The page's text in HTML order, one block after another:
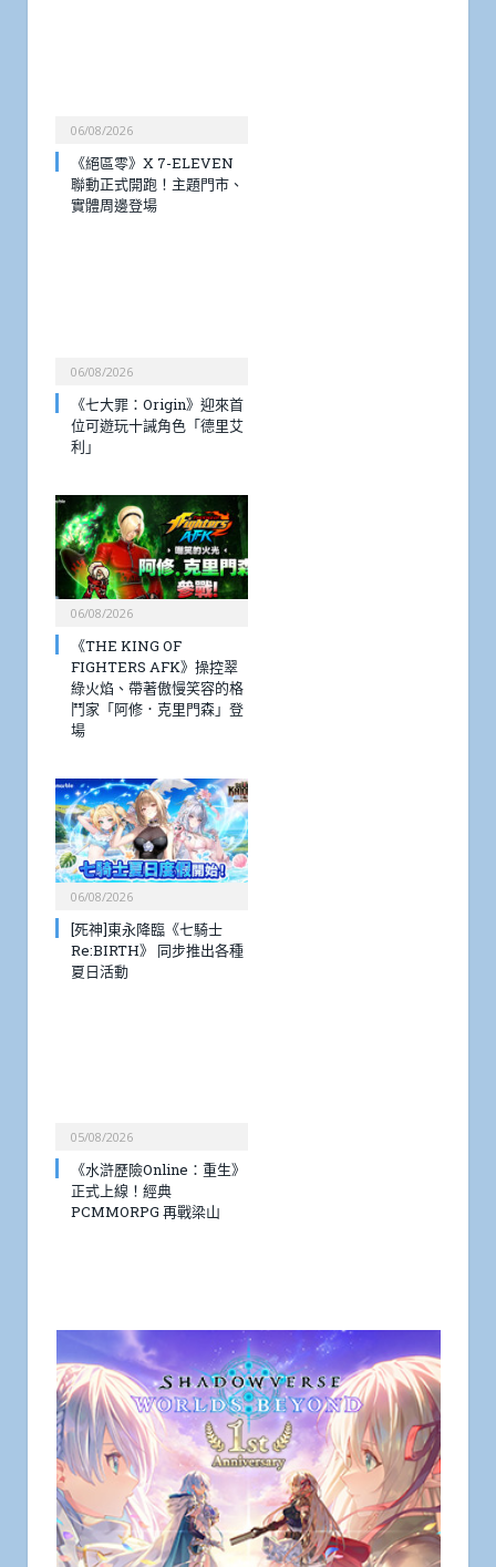
06/08/2026
《絕區零》X 7-ELEVEN
聯動正式開跑！主題門市、
實體周邊登場
06/08/2026
《七大罪：Origin》迎來首
位可遊玩十誡角色「德里艾
利」
06/08/2026
《THE KING OF
FIGHTERS AFK》操控翠
綠火焰、帶著傲慢笑容的格
鬥家「阿修．克里門森」登
場
06/08/2026
[死神]東永降臨《七騎士
Re:BIRTH》 同步推出各種
夏日活動
05/08/2026
《水滸歷險Online：重生》
正式上線！經典
PCMMORPG 再戰梁山